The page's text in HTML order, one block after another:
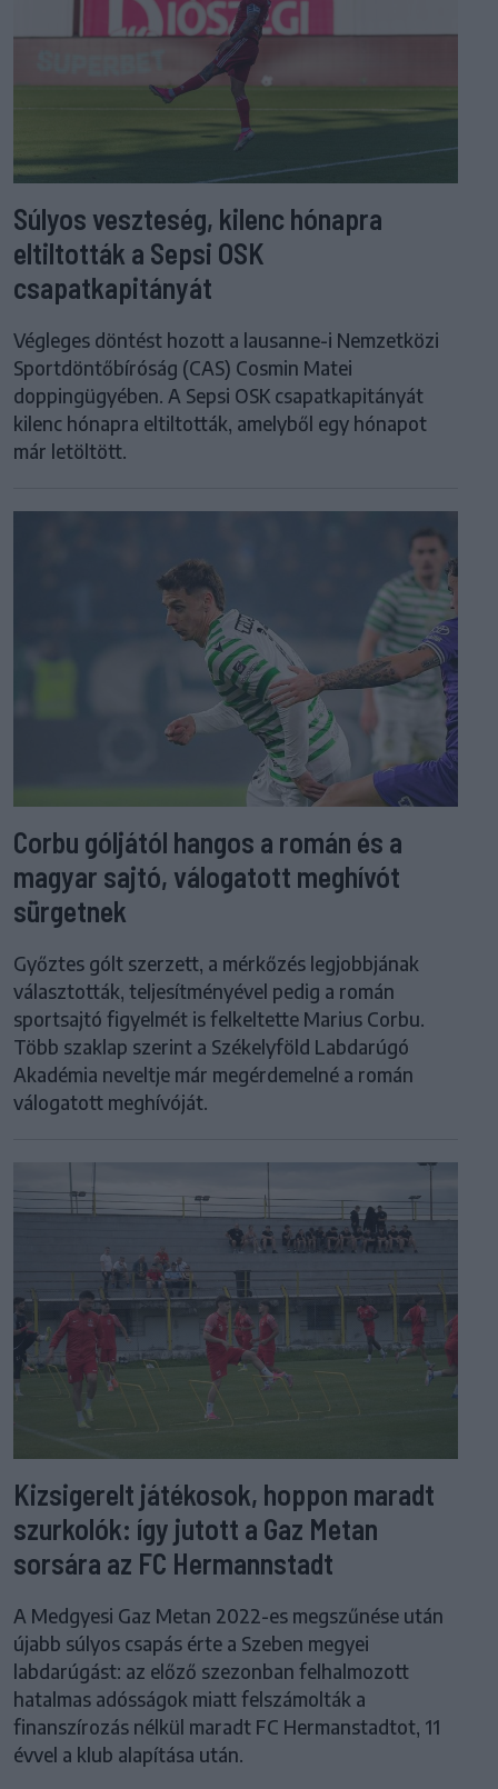
Súlyos veszteség, kilenc hónapra
eltiltották a Sepsi OSK
csapatkapitányát
Végleges döntést hozott a lausanne-i Nemzetközi
Sportdöntőbíróság (CAS) Cosmin Matei
doppingügyében. A Sepsi OSK csapatkapitányát
kilenc hónapra eltiltották, amelyből egy hónapot
már letöltött.
Corbu góljától hangos a román és a
magyar sajtó, válogatott meghívót
sürgetnek
Győztes gólt szerzett, a mérkőzés legjobbjának
választották, teljesítményével pedig a román
sportsajtó figyelmét is felkeltette Marius Corbu.
Több szaklap szerint a Székelyföld Labdarúgó
Akadémia neveltje már megérdemelné a román
válogatott meghívóját.
Kizsigerelt játékosok, hoppon maradt
szurkolók: így jutott a Gaz Metan
sorsára az FC Hermannstadt
A Medgyesi Gaz Metan 2022-es megszűnése után
újabb súlyos csapás érte a Szeben megyei
labdarúgást: az előző szezonban felhalmozott
hatalmas adósságok miatt felszámolták a
finanszírozás nélkül maradt FC Hermanstadtot, 11
évvel a klub alapítása után.